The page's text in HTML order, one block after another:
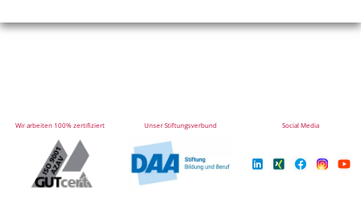
Wir arbeiten 100% zertifiziert Unser Stiftungsverbund Social Media